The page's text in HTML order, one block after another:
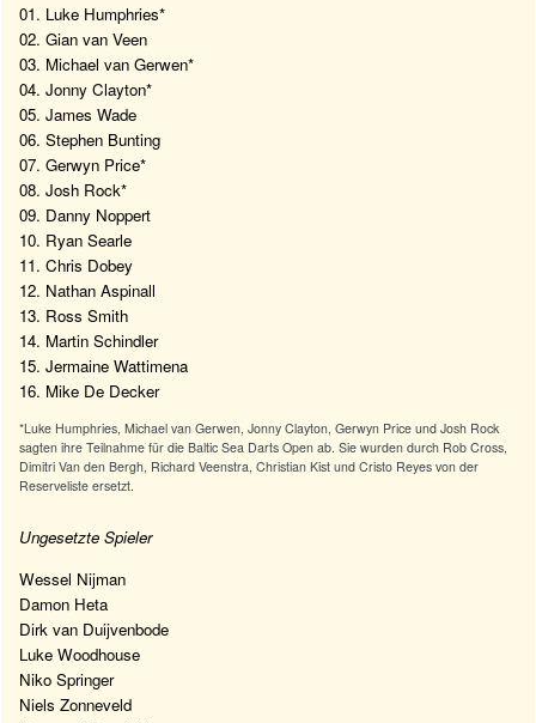
01. Luke Humphries*
02. Gian van Veen
03. Michael van Gerwen*
04. Jonny Clayton*
05. James Wade
06. Stephen Bunting
07. Gerwyn Price*
08. Josh Rock*
09. Danny Noppert
10. Ryan Searle
11. Chris Dobey
12. Nathan Aspinall
13. Ross Smith
14. Martin Schindler
15. Jermaine Wattimena
16. Mike De Decker
*Luke Humphries, Michael van Gerwen, Jonny Clayton, Gerwyn Price und Josh Rock
sagten ihre Teilnahme für die Baltic Sea Darts Open ab. Sie wurden durch Rob Cross,
Dimitri Van den Bergh, Richard Veenstra, Christian Kist und Cristo Reyes von der
Reserveliste ersetzt.
Ungesetzte Spieler
Wessel Nijman
Damon Heta
Dirk van Duijvenbode
Luke Woodhouse
Niko Springer
Niels Zonneveld